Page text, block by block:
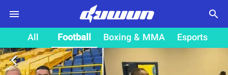
search
All Football Boxing & MMA Esports
arrow_back_ios